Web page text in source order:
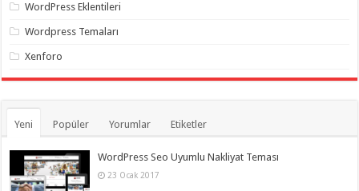
WordPress Eklentileri
Wordpress Temaları
Xenforo
Yeni Popüler Yorumlar Etiketler
WordPress Seo Uyumlu Nakliyat Teması
23 Ocak 2017